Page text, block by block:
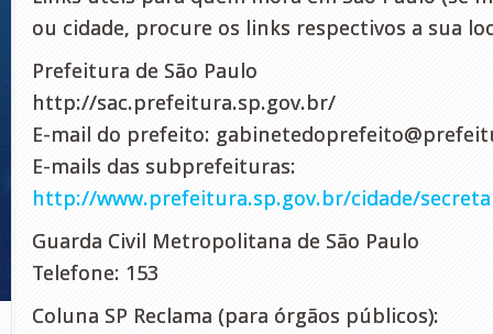
ou cidade, procure os links respectivos a sua
Prefeitura de São Paulo
http://sac.prefeitura.sp.gov.br/
E-mail do prefeito:
E-mails das subprefeituras:
http://www.prefeitura.sp.gov.br/cidade/
Guarda Civil Metropolitana de São Paulo
Telefone: 153
Coluna SP Reclama (para órgãos públicos):